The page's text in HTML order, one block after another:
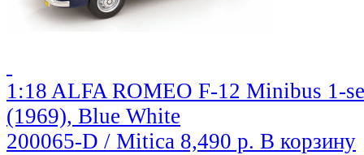
1:18 ALFA ROMEO F-12 Minibus 1-
(1969), Blue White
200065-D / Mitica 8,490 р. В корзину